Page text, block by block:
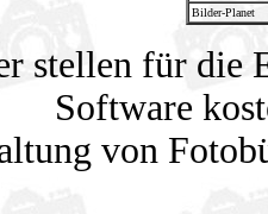
Bilder-Planet
stellen für die
Software
von